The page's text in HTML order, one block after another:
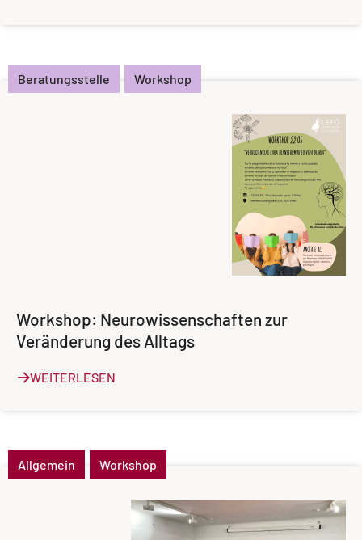
Beratungsstelle Workshop
Workshop: Neurowissenschaften zur
Veränderung des Alltags
WEITERLESEN
Allgemein Workshop